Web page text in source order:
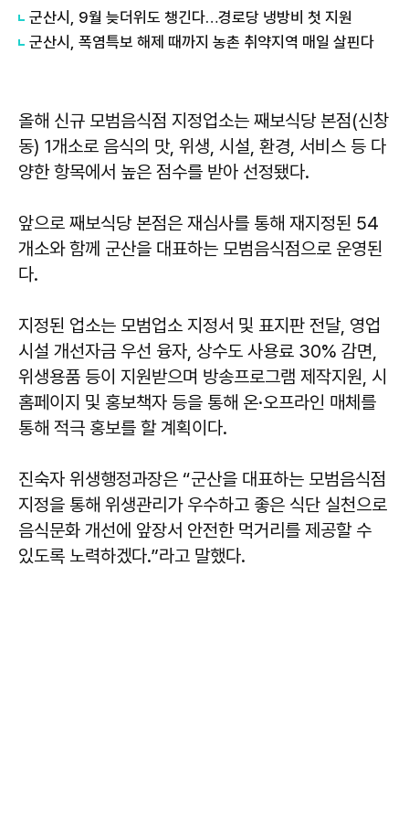
군산시, 9월 늦더위도 챙긴다…경로당 냉방비 첫 지원
군산시, 폭염특보 해제 때까지 농촌 취약지역 매일 살핀다
올해 신규 모범음식점 지정업소는 째보식당 본점(신창
동) 1개소로 음식의 맛, 위생, 시설, 환경, 서비스 등 다
양한 항목에서 높은 점수를 받아 선정됐다.
앞으로 째보식당 본점은 재심사를 통해 재지정된 54
개소와 함께 군산을 대표하는 모범음식점으로 운영된
다.
지정된 업소는 모범업소 지정서 및 표지판 전달, 영업
시설 개선자금 우선 융자, 상수도 사용료 30% 감면,
위생용품 등이 지원받으며 방송프로그램 제작지원, 시
홈페이지 및 홍보책자 등을 통해 온·오프라인 매체를
통해 적극 홍보를 할 계획이다.
진숙자 위생행정과장은 “군산을 대표하는 모범음식점
지정을 통해 위생관리가 우수하고 좋은 식단 실천으로
음식문화 개선에 앞장서 안전한 먹거리를 제공할 수
있도록 노력하겠다.”라고 말했다.